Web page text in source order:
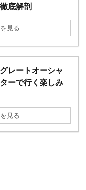
底解剖
見る
レートオーシャ
ーで行く楽しみ
見る